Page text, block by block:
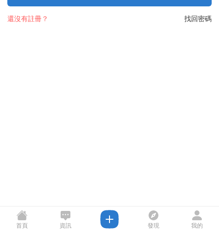
找回密碼
還沒有註冊？
首頁 資訊 發現 我的